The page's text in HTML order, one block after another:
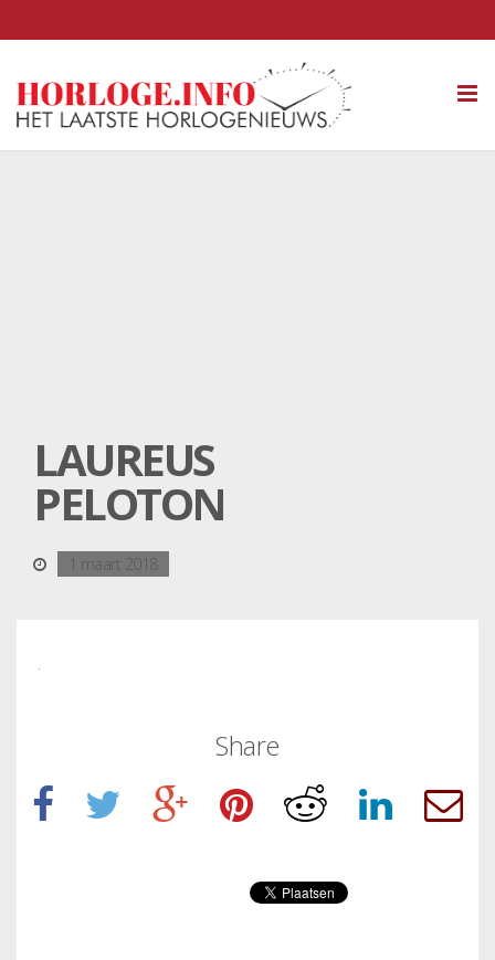
LAUREUS
PELOTON
1 maart 2018
Share